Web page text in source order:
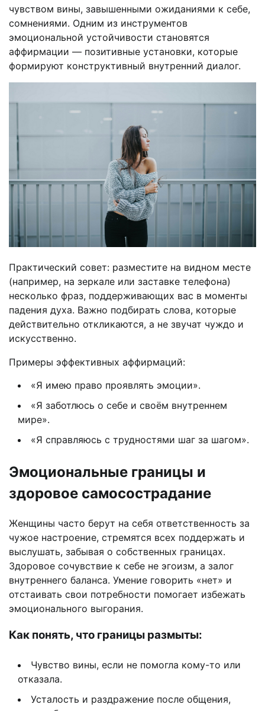
чувством вины, завышенными ожиданиями к себе,
сомнениями. Одним из инструментов
эмоциональной устойчивости становятся
аффирмации — позитивные установки, которые
формируют конструктивный внутренний диалог.
Практический совет: разместите на видном месте
(например, на зеркале или заставке телефона)
несколько фраз, поддерживающих вас в моменты
падения духа. Важно подбирать слова, которые
действительно откликаются, а не звучат чуждо и
искусственно.
Примеры эффективных аффирмаций:
«Я имею право проявлять эмоции».
«Я заботлюсь о себе и своём внутреннем
мире».
«Я справляюсь с трудностями шаг за шагом».
Эмоциональные границы и
здоровое самосострадание
Женщины часто берут на себя ответственность за
чужое настроение, стремятся всех поддержать и
выслушать, забывая о собственных границах.
Здоровое сочувствие к себе не эгоизм, а залог
внутреннего баланса. Умение говорить «нет» и
отстаивать свои потребности помогает избежать
эмоционального выгорания.
Как понять, что границы размыты:
Чувство вины, если не помогла кому-то или
отказала.
Усталость и раздражение после общения,